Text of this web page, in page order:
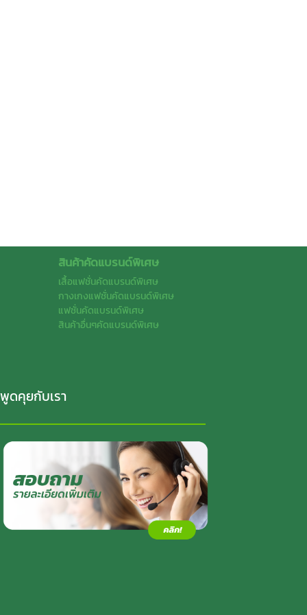
สินค้าคัดแบรนด์พิเศษ
เสื้อแฟชั่นคัดแบรนด์พิเศษ
กางเกงแฟชั่นคัดแบรนด์พิเศษ
แฟชั่นคัดแบรนด์พิเศษ
สินค้าอื่นๆคัดแบรนด์พิเศษ
พูดคุยกับเรา